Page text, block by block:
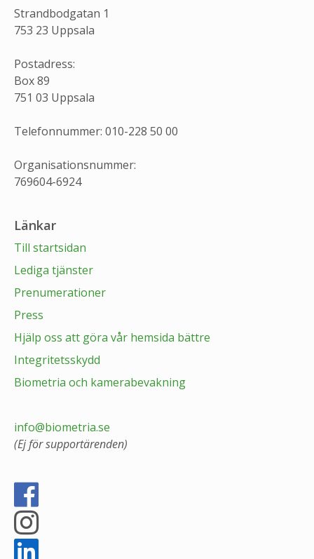
Strandbodgatan 1
753 23 Uppsala
Postadress:
Box 89
751 03 Uppsala
Telefonnummer: 010-228 50 00
Organisationsnummer:
769604-6924
Länkar
Till startsidan
Lediga tjänster
Prenumerationer
Press
Hjälp oss att göra vår hemsida bättre
Integritetsskydd
Biometria och kamerabevakning
info@biometria.se
(Ej för supportärenden)